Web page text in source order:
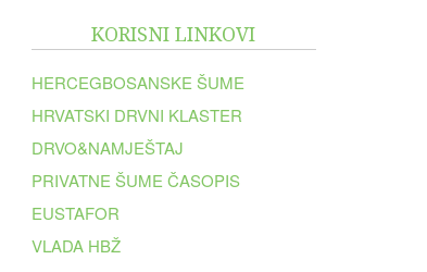
KORISNI LINKOVI
HERCEGBOSANSKE ŠUME
HRVATSKI DRVNI KLASTER
DRVO&NAMJEŠTAJ
PRIVATNE ŠUME ČASOPIS
EUSTAFOR
VLADA HBŽ